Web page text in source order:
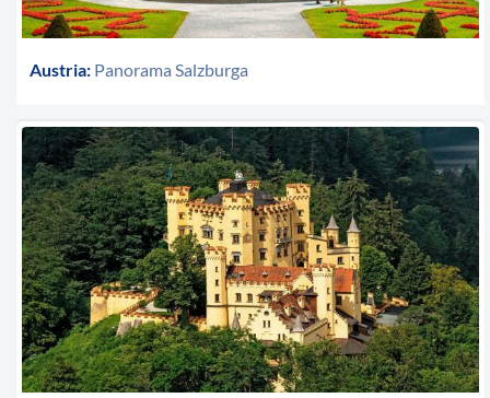
Austria: Panorama Salzburga